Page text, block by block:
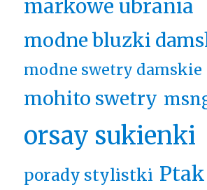
markowe ubrania
modne bluzki
modne swetry damskie
mohito swetry
orsay sukienki
porady stylistki